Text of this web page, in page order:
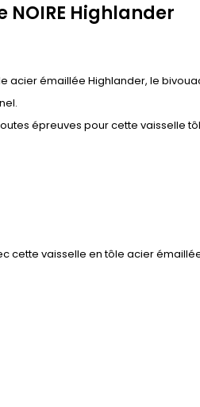
NOIRE Highlander
acier émaillée Highlander, le
épreuves pour cette vaisselle
cette vaisselle en tôle acier